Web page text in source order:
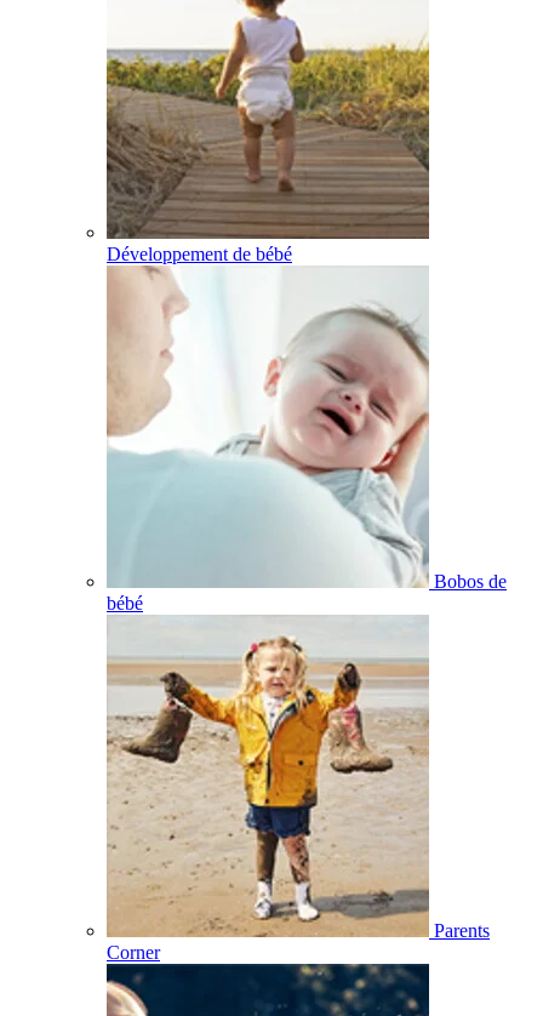
Développement de bébé
Bobos de
bébé
Parents
Corner